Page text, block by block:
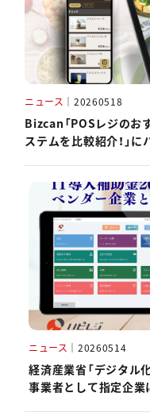
ニュース ｜ 20260518
Bizcan「POSレジのお
ステムを比較紹介！」
ニュース ｜ 20260514
経済産業省「デジタル
事業者として指定企業